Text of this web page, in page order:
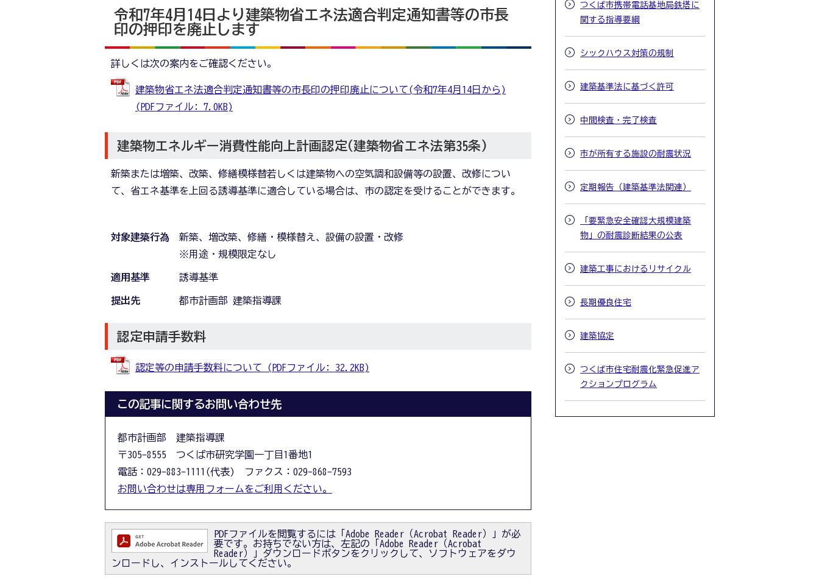
令和7年4月14日より建築物省エネ法適合判定通知書等の市長
印の押印を廃止します
詳しくは次の案内をご確認ください。
建築物省エネ法適合判定通知書等の市長印の押印廃止について(令和7年4月14日から)
(PDFファイル: 7.0KB)
建築物エネルギー消費性能向上計画認定(建築物省エネ法第35条)
新築または増築、改築、修繕模様替若しくは建築物への空気調和設備等の設置、改修につい
て、省エネ基準を上回る誘導基準に適合している場合は、市の認定を受けることができます。
対象建築行為 新築、増改築、修繕・模様替え、設備の設置・改修
※用途・規模限定なし
適用基準 誘導基準
提出先 都市計画部 建築指導課
認定申請手数料
認定等の申請手数料について (PDFファイル: 32.2KB)
この記事に関するお問い合わせ先
都市計画部 建築指導課
〒305-8555 つくば市研究学園一丁目1番地1
電話：029-883-1111(代表) ファクス：029-868-7593
お問い合わせは専用フォームをご利用ください。
PDFファイルを閲覧するには「Adobe Reader（Acrobat Reader）」が必
要です。お持ちでない方は、左記の「Adobe Reader（Acrobat
Reader）」ダウンロードボタンをクリックして、ソフトウェアをダウ
ンロードし、インストールしてください。
つくば市携帯電話基地局鉄塔に
関する指導要綱
シックハウス対策の規制
建築基準法に基づく許可
中間検査・完了検査
市が所有する施設の耐震状況
定期報告（建築基準法関連）
「要緊急安全確認大規模建築
物」の耐震診断結果の公表
建築工事におけるリサイクル
長期優良住宅
建築協定
つくば市住宅耐震化緊急促進ア
クションプログラム